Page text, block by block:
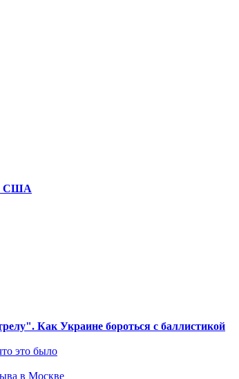
США
Как Украине бороться с баллистикой
это было
в Москве